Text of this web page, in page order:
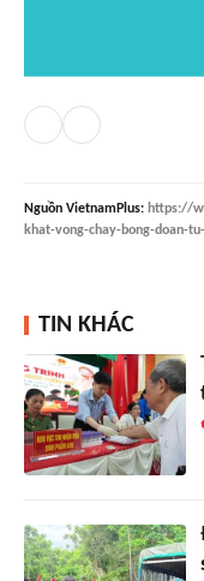
Nguồn VietnamPlus: https://
khat-vong-chay-bong-doan-
TIN KHÁC